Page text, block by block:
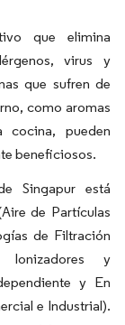
que elimina
virus y
que sufren de
como aromas
cocina, pueden
beneficiosos.
Singapur está
de Partículas
de Filtración
Ionizadores y
y En
e Industrial).